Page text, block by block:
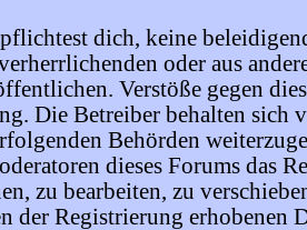
dich, keine
oder aus
Verstöße gegen
Die Betreiber behalten sich
Behörden
dieses Forums das
zu bearbeiten, zu
der Registrierung erhobenen